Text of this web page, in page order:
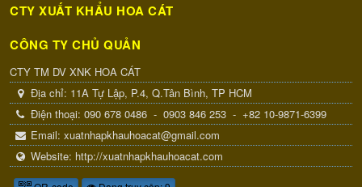
CTY XUẤT KHẨU HOA CÁT
CÔNG TY CHỦ QUẢN
CTY TM DV XNK HOA CÁT
Địa chỉ: 11A Tự Lập, P.4, Q.Tân Bình, TP HCM
Điện thoại:090 678 0486 - 0903 846 253 - +82 10-9871-6399
Email:xuatnhapkhauhoacat@gmail.com
Website: http://xuatnhapkhauhoacat.com